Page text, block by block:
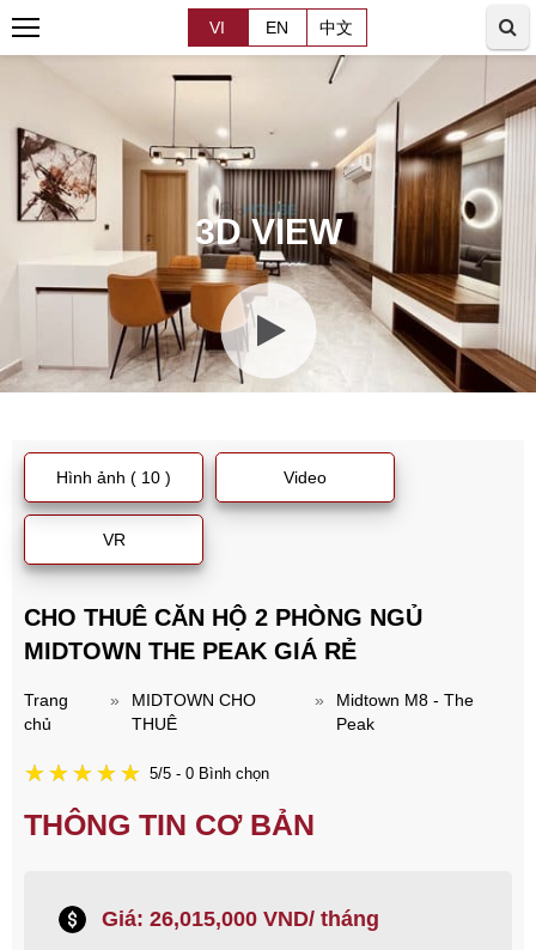
VI EN 中文
3D VIEW
Hình ảnh ( 10 ) Video
VR
CHO THUÊ CĂN HỘ 2 PHÒNG NGỦ
MIDTOWN THE PEAK GIÁ RẺ
Trang
chủ
»
MIDTOWN CHO
THUÊ
»
Midtown M8 - The
Peak
5/5 - 0 Bình chọn
THÔNG TIN CƠ BẢN
Giá: 26,015,000 VND/ tháng